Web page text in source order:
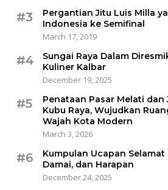
#3
Pergantian Jitu Luis Milla
Indonesia ke Semifinal
March 17, 2019
#4
Sungai Raya Dalam
Kuliner Kalbar
December 19, 2025
#5
Penataan Pasar Melati
Kubu Raya, Wujudkan
Wajah Kota Modern
March 3, 2026
#6
Kumpulan Ucapan
Damai, dan Harapan
December 24, 2025